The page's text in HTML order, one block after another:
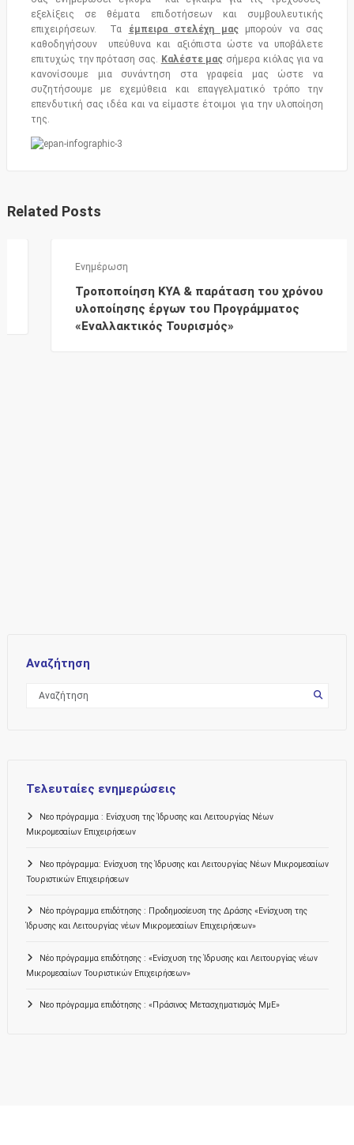
εξελίξεις σε θέματα επιδοτήσεων και συμβουλευτικής
επιχειρήσεων. Τα
έμπειρα στελέχη μαςμπορούν να σας
καθοδηγήσουν υπεύθυνα και αξιόπιστα ώστε να υποβάλετε
επιτυχώς την πρόταση σας. Καλέστε μας σήμερα κιόλας για να
κανονίσουμε μια
συνάντηση στα γραφεία μας ώστε να
συζητήσουμε με εχεμύθεια και επαγγελματικό τρόπο την
επενδυτική σας ιδέα και να είμαστε έτοιμοι για την υλοποίηση
της.
Related Posts
Ενημέρωση
Τροποποίηση KYA & παράταση του χρόνου
υλοποίησης έργων του Προγράμματος
«Εναλλακτικός Τουρισμός»
Αναζήτηση
Τελευταίες ενημερώσεις
Νεο πρόγραμμα : Ενίσχυση της Ίδρυσης και Λειτουργίας Νέων
Μικρομεσαίων Επιχειρήσεων
Νεο πρόγραμμα: Ενίσχυση της Ίδρυσης και Λειτουργίας Νέων Μικρομεσαίων
Τουριστικών Επιχειρήσεων
Νέο πρόγραμμα επιδότησης : Προδημοσίευση της Δράσης «Ενίσχυση της
Ίδρυσης και Λειτουργίας νέων Μικρομεσαίων Επιχειρήσεων»
Νέο πρόγραμμα επιδότησης : «Ενίσχυση της Ίδρυσης και Λειτουργίας νέων
Μικρομεσαίων Τουριστικών Επιχειρήσεων»
Νεο πρόγραμμα επιδότησης : «Πράσινος Μετασχηματισμός ΜμΕ»